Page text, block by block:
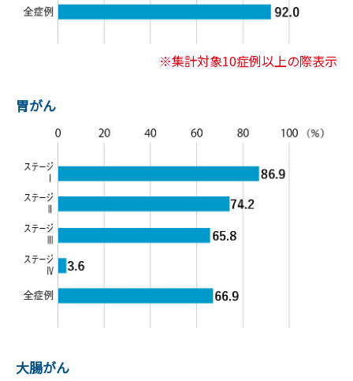
※集計対象10症例以上の際表示
胃がん
大腸がん